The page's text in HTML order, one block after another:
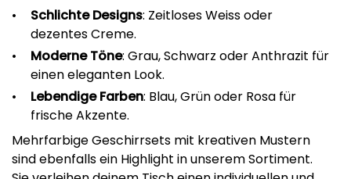
Schlichte Designs: Zeitloses Weiss oder
dezentes Creme.
Moderne Töne: Grau, Schwarz oder Anthrazit für
einen eleganten Look.
Lebendige Farben: Blau, Grün oder Rosa für
frische Akzente.
Mehrfarbige Geschirrsets mit kreativen Mustern
sind ebenfalls ein Highlight in unserem Sortiment.